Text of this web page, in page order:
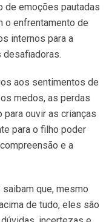
de emoções pautadas
o enfrentamento de
internos para a
desafiadoras.
aos sentimentos de
medos, as perdas
ouvir as crianças
para o filho poder
e a
que, mesmo
de tudo, eles são